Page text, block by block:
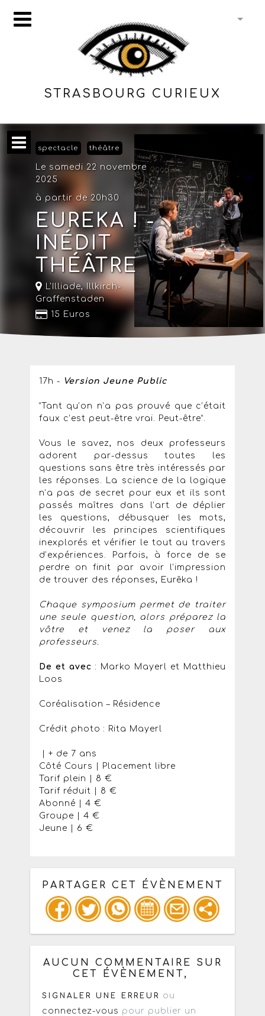
STRASBOURG CURIEUX
spectacle théâtre
Le samedi 22 novembre
2025
à partir de 20h30
EUREKA ! -
INÉDIT
THÉÂTRE
L'Illiade,Illkirch-
Graffenstaden
15 Euros
17h - Version Jeune Public
“Tant qu’on n’a pas prouvé que c’était
faux c’est peut-être vrai. Peut-être”.
Vous le savez, nos deux professeurs
adorent par-dessus toutes les
questions sans être très intéressés par
les réponses. La science de la logique
n’a pas de secret pour eux et ils sont
passés maîtres dans l’art de déplier
les questions, débusquer les mots,
découvrir les principes scientifiques
inexplorés et vérifier le tout au travers
d’expériences. Parfois, à force de se
perdre on finit par avoir l’impression
de trouver des réponses, Eurêka !
Chaque symposium permet de traiter
une seule question, alors préparez la
vôtre et venez la poser aux
professeurs.
De et avec : Marko Mayerl et Matthieu
Loos
Coréalisation – Résidence
Crédit photo : Rita Mayerl
| + de 7 ans
Côté Cours | Placement libre
Tarif plein | 8 €
Tarif réduit | 8 €
Abonné | 4 €
Groupe | 4 €
Jeune | 6 €
PARTAGER CET ÉVÈNEMENT
Copiez les infos ci-dessous pour un
: mail / forum / réseau social
AUCUN COMMENTAIRE SUR
CET ÉVÈNEMENT,
SIGNALER UNE ERREUR
ou
connectez-vous pour publier un